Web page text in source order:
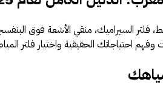
فلتر السيراميك، منقي الأشعة فوق